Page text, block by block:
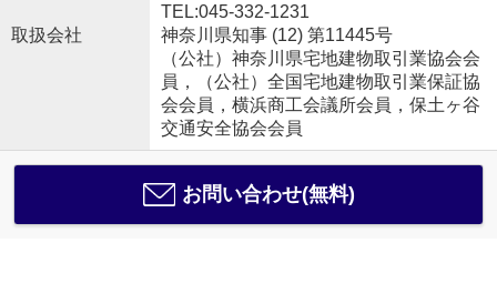
取扱会社
TEL:045-332-1231
神奈川県知事 (12) 第11445号
（公社）神奈川県宅地建物取引業協会会
員，（公社）全国宅地建物取引業保証協
会会員，横浜商工会議所会員，保土ヶ谷
交通安全協会会員
お問い合わせ(無料)